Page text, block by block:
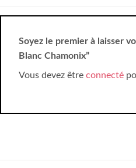
Soyez le premier à laisser
Blanc Chamonix”
Vous devez être connecté